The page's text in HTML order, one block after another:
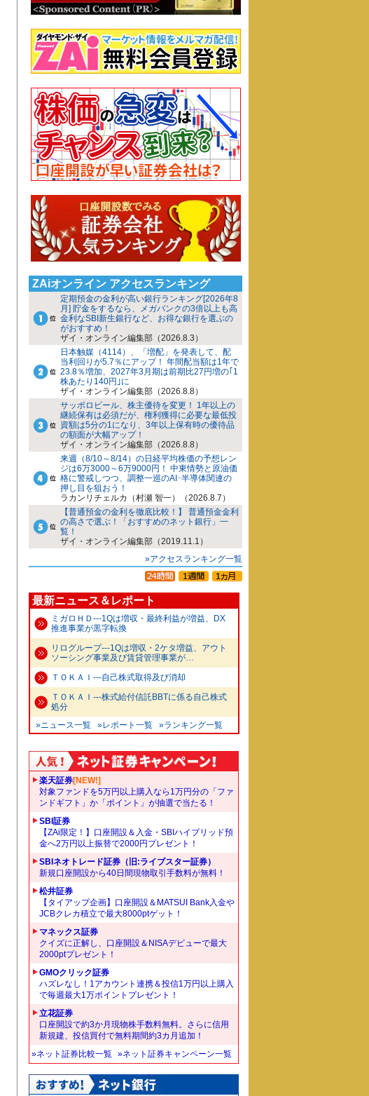
ZAiオンライン アクセスランキング
定期預金の金利が高い銀行ランキング[2026年8
月] 貯金をするなら、メガバンクの3倍以上も高
金利なSBI新生銀行など、お得な銀行を選ぶの
がおすすめ！
ザイ・オンライン編集部（2026.8.3）
日本触媒（4114）、「増配」を発表して、配
当利回りが5.7％にアップ！ 年間配当額は1年で
23.8％増加、2027年3月期は前期比27円増の｢1
株あたり140円｣に
ザイ・オンライン編集部（2026.8.8）
サッポロビール、株主優待を変更！ 1年以上の
継続保有は必須だが、権利獲得に必要な最低投
資額は5分の1になり、3年以上保有時の優待品
の額面が大幅アップ！
ザイ・オンライン編集部（2026.8.8）
来週（8/10～8/14）の日経平均株価の予想レン
ジは6万3000～6万9000円！ 中東情勢と原油価
格に警戒しつつ、調整一巡のAI･半導体関連の
押し目を狙おう！
ラカンリチェルカ（村瀬 智一）（2026.8.7）
【普通預金の金利を徹底比較！】 普通預金金利
の高さで選ぶ！「おすすめのネット銀行」一
覧！
ザイ・オンライン編集部（2019.11.1）
»アクセスランキング一覧
最新ニュース＆レポート
ミガロＨＤ---1Qは増収・最終利益が増益、DX
推進事業が黒字転換
リログループ---1Qは増収・2ケタ増益、アウト
ソーシング事業及び賃貸管理事業が…
ＴＯＫＡＩ---自己株式取得及び消却
ＴＯＫＡＩ---株式給付信託BBTに係る自己株式
処分
»ニュース一覧
»レポート一覧 »ランキング一覧
楽天証券[NEW!]
対象ファンドを5万円以上購入なら1万円分の「ファ
ンドギフト」か「ポイント」が抽選で当たる！
SBI証券
【ZAi限定！】口座開設＆入金・SBIハイブリッド預
金へ2万円以上振替で2000円プレゼント！
SBIネオトレード証券（旧:ライブスター証券）
新規口座開設から40日間現物取引手数料が無料！
松井証券
【タイアップ企画】口座開設＆MATSUI Bank入金や
JCBクレカ積立で最大8000ptゲット！
マネックス証券
クイズに正解し、口座開設＆NISAデビューで最大
2000ptプレゼント！
GMOクリック証券
ハズレなし！1アカウント連携＆投信1万円以上購入
で毎週最大1万ポイントプレゼント！
立花証券
口座開設で約3か月現物株手数料無料。さらに信用
新規建、投信買付で無料期間約3カ月追加！
»ネット証券比較一覧 »ネット証券キャンペーン一覧